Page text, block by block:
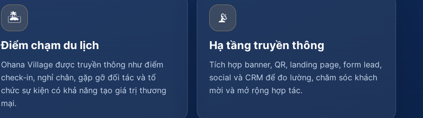
🏝️
Điểm chạm du lịch
Ohana Village được truyền thông như điểm
check-in, nghỉ chân, gặp gỡ đối tác và tổ
chức sự kiện có khả năng tạo giá trị thương
mại.
📡
Hạ tầng truyền thông
Tích hợp banner, QR, landing page, form lead,
social và CRM để đo lường, chăm sóc khách
mời và mở rộng hợp tác.